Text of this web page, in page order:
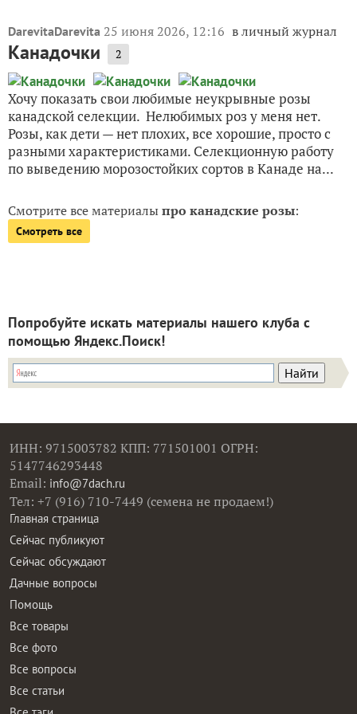
DarevitaDarevita 25 июня 2026, 12:16 в личный журнал
Канадочки 2
Хочу показать свои любимые неукрывные розы
канадской селекции. Нелюбимых роз у меня нет.
Розы, как дети — нет плохих, все хорошие, просто с
разными характеристиками. Селекционную работу
по выведению морозостойких сортов в Канаде на...
Смотрите все материалыпро канадские розы:
Смотреть все
Попробуйте искать материалы нашего клуба с
помощью Яндекс.Поиск!
ИНН: 9715003782 КПП: 771501001 ОГРН:
5147746293448
Email: info@7dach.ru
Тел: +7 (916) 710-7449 (семена не продаем!)
Главная страница
Сейчас публикуют
Сейчас обсуждают
Дачные вопросы
Помощь
Все товары
Все фото
Все вопросы
Все статьи